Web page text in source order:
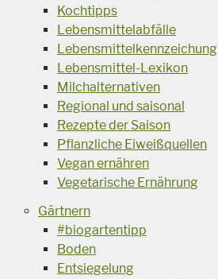
Kochtipps
Lebensmittelabfälle
Lebensmittelkennzeichung
Lebensmittel-Lexikon
Milchalternativen
Regional und saisonal
Rezepte der Saison
Pflanzliche Eiweißquellen
Vegan ernähren
Vegetarische Ernährung
Gärtnern
#biogartentipp
Boden
Entsiegelung